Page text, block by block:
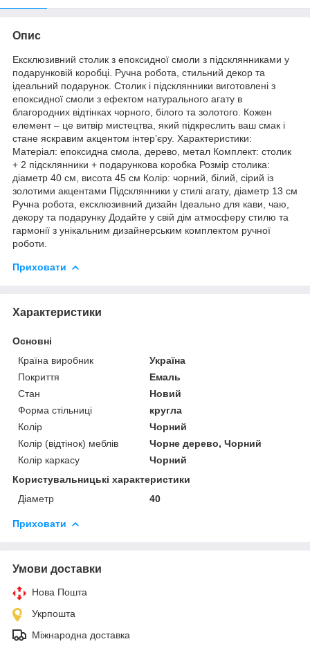
Опис
Ексклюзивний столик з епоксидної смоли з підсклянниками у
подарунковій коробці. Ручна робота, стильний декор та
ідеальний подарунок. Столик і підсклянники виготовлені з
епоксидної смоли з ефектом натурального агату в
благородних відтінках чорного, білого та золотого. Кожен
елемент – це витвір мистецтва, який підкреслить ваш смак і
стане яскравим акцентом інтер’єру. Характеристики:
Матеріал: епоксидна смола, дерево, метал Комплект: столик
+ 2 підсклянники + подарункова коробка Розмір столика:
діаметр 40 см, висота 45 см Колір: чорний, білий, сірий із
золотими акцентами Підсклянники у стилі агату, діаметр 13 см
Ручна робота, ексклюзивний дизайн Ідеально для кави, чаю,
декору та подарунку Додайте у свій дім атмосферу стилю та
гармонії з унікальним дизайнерським комплектом ручної
роботи.
Приховати
Характеристики
Основні
Країна виробник
Україна
Покриття
Емаль
Стан
Новий
Форма стільниці
кругла
Колір
Чорний
Колір (відтінок) меблів
Чорне дерево, Чорний
Колір каркасу
Чорний
Користувальницькі характеристики
Діаметр
40
Приховати
Умови доставки
Нова Пошта
Укрпошта
Міжнародна доставка